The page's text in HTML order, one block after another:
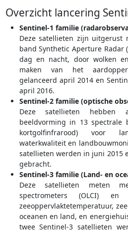
Overzicht lancering
Sentinel-1 familie
Deze satellieten zijn uitgerust
band Synthetic Aperture Radar
dag en nacht, door wolken
maken van het
gelanceerd april 2014 en
april 2016.
Sentinel-2 familie (optische
Deze satellieten hebben
beeldvorming in 13 spectrale
kortgolfinfrarood) voor
waterkwaliteit en
satellieten werden in juni 2015
gebracht.
Sentinel-3 familie (Land- en
Deze satellieten meten
spectrometers (OLCI)
zeeoppervlaktetemperatuur,
oceanen en land, en
twee Sentinel-3 satellieten